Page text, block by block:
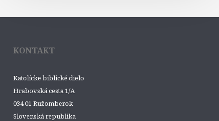
KONTAKT
Katolícke biblické dielo
Hrabovská cesta 1/A
034 01 Ružomberok
Slovenská republika